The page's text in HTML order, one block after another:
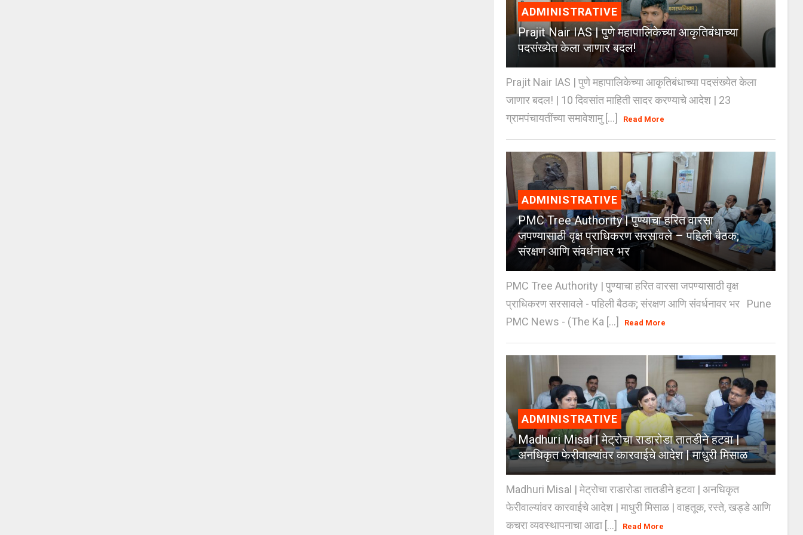
ADMINISTRATIVE
Prajit Nair IAS | पुणे महापालिकेच्या आकृतिबंधाच्या
पदसंख्येत केला जाणार बदल!
Prajit Nair IAS | पुणे महापालिकेच्या आकृतिबंधाच्या पदसंख्येत केला
जाणार बदल! | 10 दिवसांत माहिती सादर करण्याचे आदेश | 23
ग्रामपंचायतींच्या समावेशामु [...]
Read More
ADMINISTRATIVE
PMC Tree Authority | पुण्याचा हरित वारसा
जपण्यासाठी वृक्ष प्राधिकरण सरसावले – पहिली बैठक;
संरक्षण आणि संवर्धनावर भर
PMC Tree Authority | पुण्याचा हरित वारसा जपण्यासाठी वृक्ष
प्राधिकरण सरसावले - पहिली बैठक; संरक्षण आणि संवर्धनावर भर Pune
PMC News - (The Ka [...]
Read More
ADMINISTRATIVE
Madhuri Misal | मेट्रोचा राडारोडा तातडीने हटवा |
अनधिकृत फेरीवाल्यांवर कारवाईचे आदेश | माधुरी मिसाळ
Madhuri Misal | मेट्रोचा राडारोडा तातडीने हटवा | अनधिकृत
फेरीवाल्यांवर कारवाईचे आदेश | माधुरी मिसाळ | वाहतूक, रस्ते, खड्डे आणि
कचरा व्यवस्थापनाचा आढा [...]
Read More